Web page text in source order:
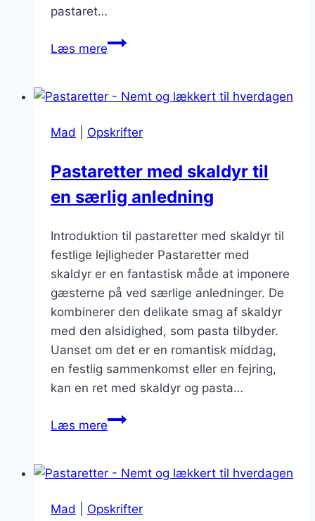
pastaret…
Læs merePastaretter
En
og
topping
Mad Opskrifter
Pastaretter med skaldyr til
en særlig anledning
Introduktion til pastaretter med skaldyr til
festlige lejligheder Pastaretter med
skaldyr er en fantastisk måde at imponere
gæsterne på ved særlige anledninger. De
kombinerer den delikate smag af skaldyr
med den alsidighed, som pasta tilbyder.
Uanset om det er en romantisk middag,
en festlig sammenkomst eller en fejring,
kan en ret med skaldyr og pasta…
Læs merePastaretter
til
særlig
Mad Opskrifter